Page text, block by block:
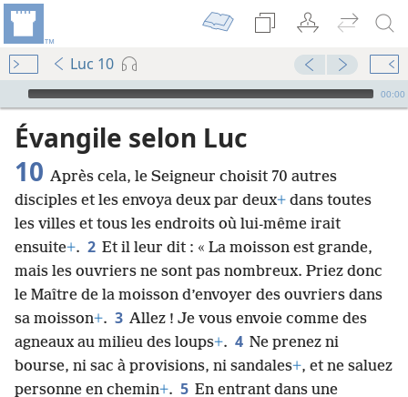
Luc 10
Audio Player
00:00
Évangile selon Luc
10 Après cela, le Seigneur choisit 70 autres
disciples et les envoya deux par deux+ dans toutes
les villes et tous les endroits où lui-même irait
ensuite+. 2 Et il leur dit : « La moisson est grande,
mais les ouvriers ne sont pas nombreux. Priez donc
le Maître de la moisson d’envoyer des ouvriers dans
sa moisson+. 3 Allez ! Je vous envoie comme des
agneaux au milieu des loups+. 4 Ne prenez ni
bourse, ni sac à provisions, ni sandales+, et ne saluez
personne en chemin+. 5 En entrant dans une